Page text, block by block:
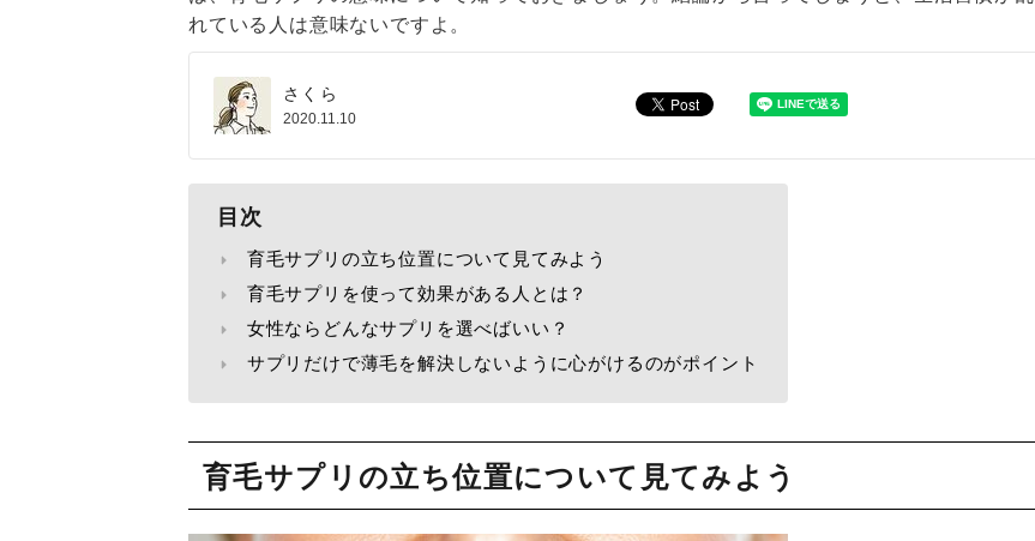
れている人は意味ないですよ。
さくら
2020.11.10
目次
育毛サプリの立ち位置について見てみよう
育毛サプリを使って効果がある人とは？
女性ならどんなサプリを選べばいい？
サプリだけで薄毛を解決しないように心がけるのがポイント
育毛サプリの立ち位置について見てみよう